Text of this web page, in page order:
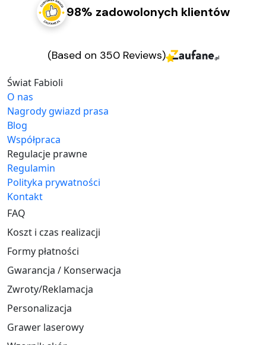
98% zadowolonych klientów
(Based on 350 Reviews)
Świat Fabioli
O nas
Nagrody gwiazd prasa
Blog
Współpraca
Regulacje prawne
Regulamin
Polityka prywatności
Kontakt
FAQ
Koszt i czas realizacji
Formy płatności
Gwarancja / Konserwacja
Zwroty/Reklamacja
Personalizacja
Grawer laserowy